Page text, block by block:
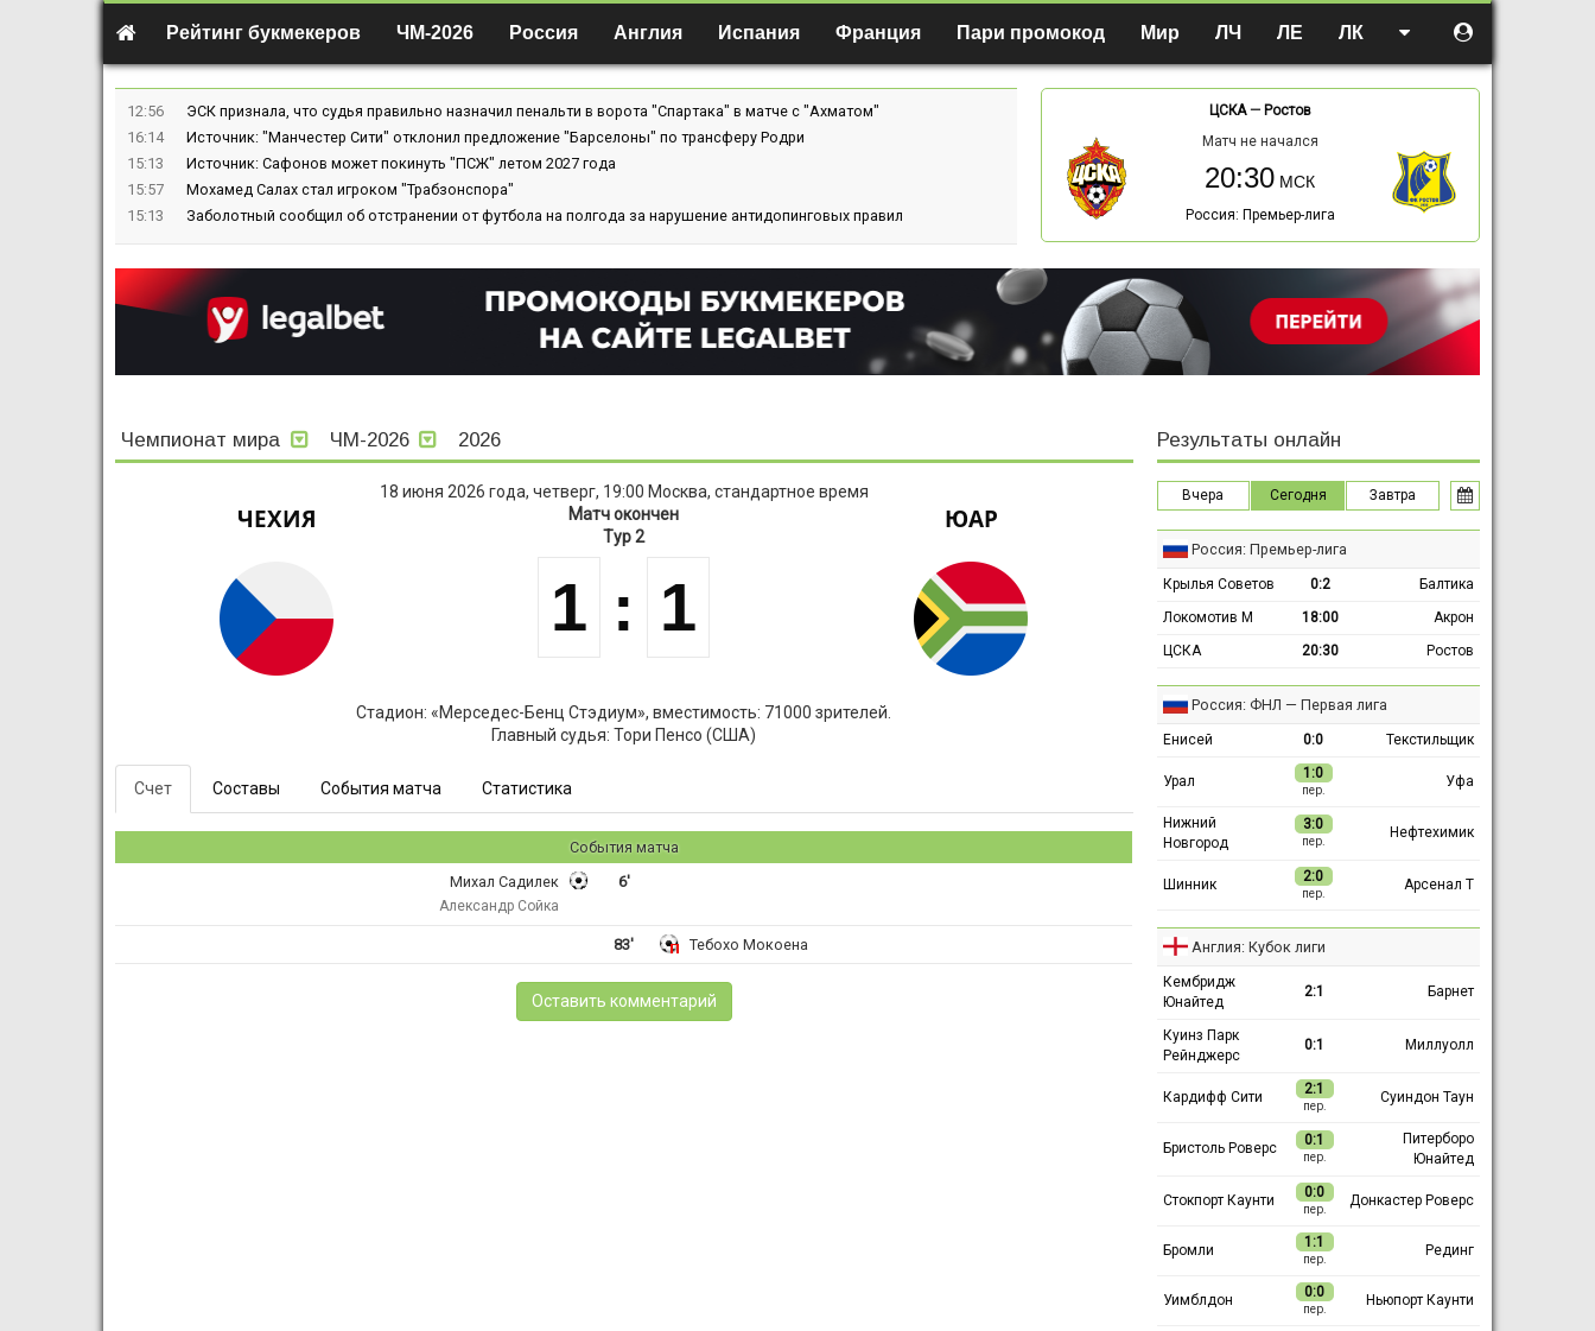
Рейтинг букмекеров ЧМ-2026 Россия Англия Испания Франция Пари промокод Мир ЛЧ ЛЕ ЛК
12:56
ЭСК признала, что судья правильно назначил пенальти в ворота "Спартака" в матче с "Ахматом"
16:14
Источник: "Манчестер Сити" отклонил предложение "Барселоны" по трансферу Родри
15:13
Источник: Сафонов может покинуть "ПСЖ" летом 2027 года
15:57
Мохамед Салах стал игроком "Трабзонспора"
15:13
Заболотный сообщил об отстранении от футбола на полгода за нарушение антидопинговых правил
ЦСКА— Ростов
Матч не начался
20:30
Россия: Премьер-лига
Чемпионат мира ЧМ-2026 2026
18 июня 2026 года, четверг, 19:00 Москва, стандартное время
ЧЕХИЯ
Матч окончен
Тур 2
1 : 1
ЮАР
Стадион: «Мерседес-Бенц Стэдиум», вместимость: 71000 зрителей.
Главный судья: Тори Пенсо (США)
Счет Составы События матча Статистика
События матча
6'
Михал Садилек
Александр Сойка
83' Тебохо Мокоена
Оставить комментарий
Результаты онлайн
Вчера Сегодня Завтра
Россия: Премьер-лига
Крылья Советов 0:2
Балтика
Локомотив М
18:00
Акрон
ЦСКА
20:30 Ростов
Россия: ФНЛ — Первая лига
Енисей 0:0 Текстильщик
Урал 1:0
пер.
Уфа
Нижний
Новгород
3:0
пер.
Нефтехимик
Шинник 2:0
пер.
Арсенал Т
Англия: Кубок лиги
Кембридж
Юнайтед
2:1 Барнет
Куинз Парк
Рейнджерс
0:1 Миллуолл
Кардифф Сити 2:1
пер.
Суиндон Таун
Бристоль Роверс 0:1
пер.
Питерборо
Юнайтед
Стокпорт Каунти 0:0
пер.
Донкастер Роверс
Бромли 1:1
пер.
Рединг
Уимблдон 0:0
пер.
Ньюпорт Каунти